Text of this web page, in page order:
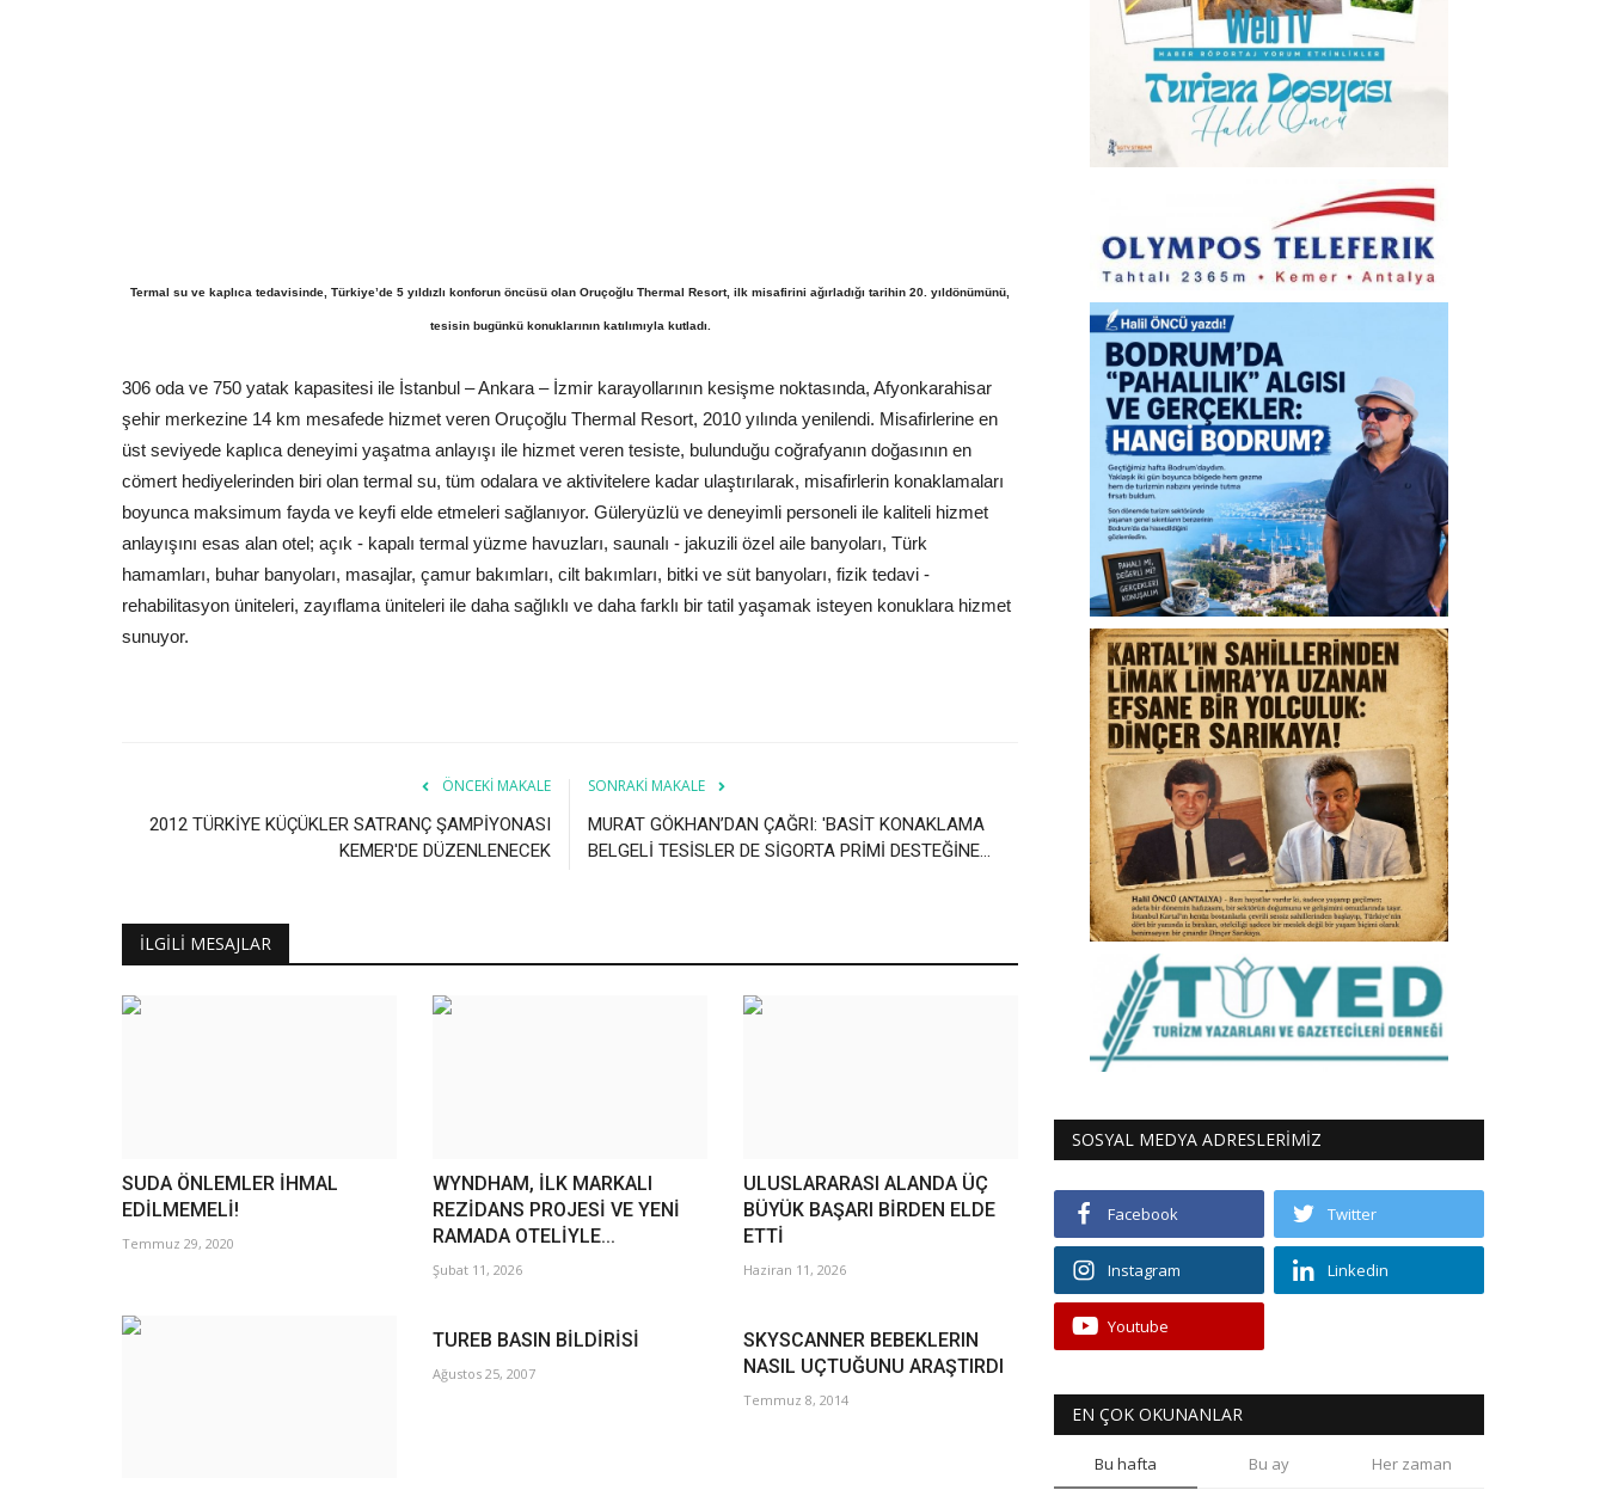
Termal su ve kaplıca tedavisinde, Türkiye’de 5 yıldızlı konforun öncüsü olan Oruçoğlu Thermal Resort, ilk misafirini ağırladığı tarihin 20. yıldönümünü,
tesisin bugünkü konuklarının katılımıyla kutladı.
306 oda ve 750 yatak kapasitesi ile İstanbul – Ankara – İzmir karayollarının kesişme noktasında, Afyonkarahisar
şehir merkezine 14 km mesafede hizmet veren Oruçoğlu Thermal Resort, 2010 yılında yenilendi. Misafirlerine en
üst seviyede kaplıca deneyimi yaşatma anlayışı ile hizmet veren tesiste, bulunduğu coğrafyanın doğasının en
cömert hediyelerinden biri olan termal su, tüm odalara ve aktivitelere kadar ulaştırılarak, misafirlerin konaklamaları
boyunca maksimum fayda ve keyfi elde etmeleri sağlanıyor. Güleryüzlü ve deneyimli personeli ile kaliteli hizmet
anlayışını esas alan otel; açık - kapalı termal yüzme havuzları, saunalı - jakuzili özel aile banyoları, Türk
hamamları, buhar banyoları, masajlar, çamur bakımları, cilt bakımları, bitki ve süt banyoları, fizik tedavi -
rehabilitasyon üniteleri, zayıflama üniteleri ile daha sağlıklı ve daha farklı bir tatil yaşamak isteyen konuklara hizmet
sunuyor.
ÖNCEKI MAKALE
2012 TÜRKİYE KÜÇÜKLER SATRANÇ ŞAMPİYONASI
KEMER'DE DÜZENLENECEK
SONRAKI MAKALE
MURAT GÖKHAN’DAN ÇAĞRI: 'BASİT KONAKLAMA
BELGELİ TESİSLER DE SİGORTA PRİMİ DESTEĞİNE...
İLGILI MESAJLAR
SUDA ÖNLEMLER İHMAL
EDİLMEMELİ!
Temmuz 29, 2020
WYNDHAM, İLK MARKALI
REZİDANS PROJESİ VE YENİ
RAMADA OTELİYLE...
Şubat 11, 2026
ULUSLARARASI ALANDA ÜÇ
BÜYÜK BAŞARI BİRDEN ELDE
ETTİ
Haziran 11, 2026
TUREB BASIN BİLDİRİSİ
Ağustos 25, 2007
SKYSCANNER BEBEKLERIN
NASIL UÇTUĞUNU ARAŞTIRDI
Temmuz 8, 2014
SOSYAL MEDYA ADRESLERİMİZ
Facebook Twitter
Instagram Linkedin
Youtube
EN ÇOK OKUNANLAR
Bu hafta Bu ay Her zaman